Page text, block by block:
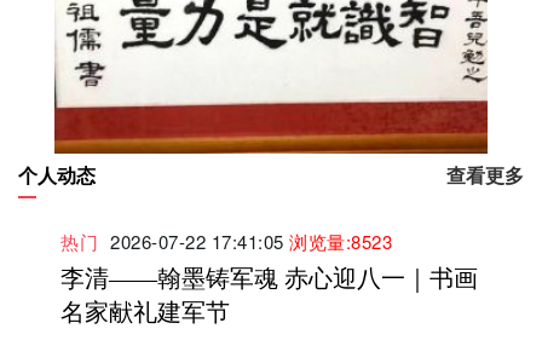
个人动态 查看更多
热门 2026-07-22 17:41:05 浏览量:8523
李清——翰墨铸军魂 赤心迎八一｜书画
名家献礼建军节